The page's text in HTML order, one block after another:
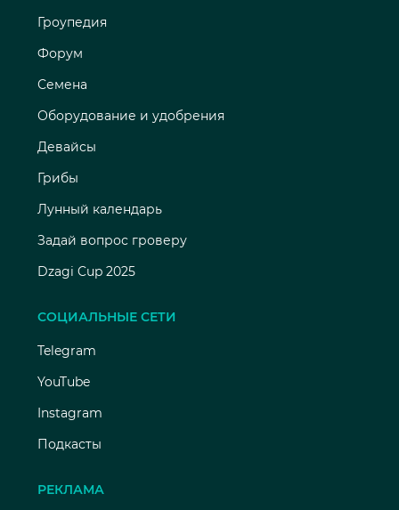
Гроупедия
Форум
Семена
Оборудование и удобрения
Девайсы
Грибы
Лунный календарь
Задай вопрос гроверу
Dzagi Cup 2025
СОЦИАЛЬНЫЕ СЕТИ
Telegram
YouTube
Instagram
Подкасты
РЕКЛАМА